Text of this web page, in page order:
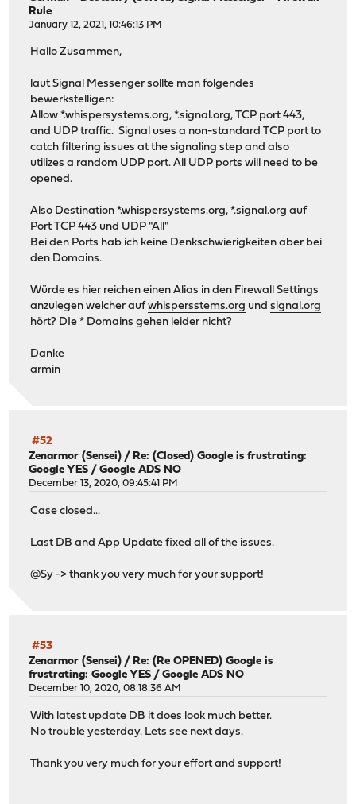
Rule
January 12, 2021, 10:46:13 PM
Hallo Zusammen,
laut Signal Messenger sollte man folgendes
bewerkstelligen:
Allow *.whispersystems.org, *.signal.org, TCP port 443,
and UDP traffic. Signal uses a non-standard TCP port to
catch filtering issues at the signaling step and also
utilizes a random UDP port. All UDP ports will need to be
opened.
Also Destination *.whispersystems.org, *.signal.org auf
Port TCP 443 und UDP "All"
Bei den Ports hab ich keine Denkschwierigkeiten aber bei
den Domains.
Würde es hier reichen einen Alias in den Firewall Settings
anzulegen welcher aufwhispersstems.org undsignal.org
hört? DIe * Domains gehen leider nicht?
Danke
armin
#52
Zenarmor (Sensei) /Re: (Closed) Google is frustrating:
Google YES / Google ADS NO
December 13, 2020, 09:45:41 PM
Case closed...
Last DB and App Update fixed all of the issues.
@Sy -> thank you very much for your support!
#53
Zenarmor (Sensei) /Re: (Re OPENED) Google is
frustrating: Google YES / Google ADS NO
December 10, 2020, 08:18:36 AM
With latest update DB it does look much better.
No trouble yesterday. Lets see next days.
Thank you very much for your effort and support!